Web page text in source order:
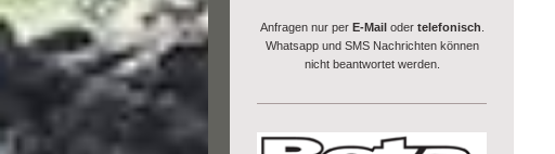
Anfragen nur per E-Mail oder telefonisch.
Whatsapp und SMS Nachrichten können
nicht beantwortet werden.